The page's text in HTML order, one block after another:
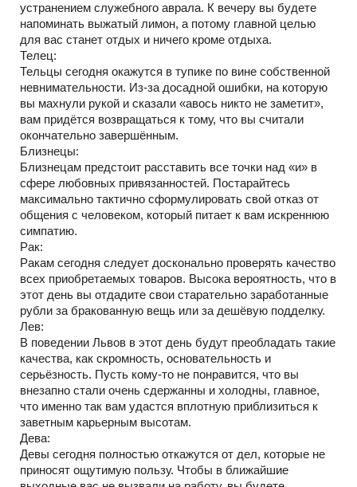
устранением служебного аврала. К вечеру вы будете
напоминать выжатый лимон, а потому главной целью
для вас станет отдых и ничего кроме отдыха.
Телец:
Тельцы сегодня окажутся в тупике по вине собственной
невнимательности. Из-за досадной ошибки, на которую
вы махнули рукой и сказали «авось никто не заметит»,
вам придётся возвращаться к тому, что вы считали
окончательно завершённым.
Близнецы:
Близнецам предстоит расставить все точки над «и» в
сфере любовных привязанностей. Постарайтесь
максимально тактично сформулировать свой отказ от
общения с человеком, который питает к вам искреннюю
симпатию.
Рак:
Ракам сегодня следует досконально проверять качество
всех приобретаемых товаров. Высока вероятность, что в
этот день вы отдадите свои старательно заработанные
рубли за бракованную вещь или за дешёвую подделку.
Лев:
В поведении Львов в этот день будут преобладать такие
качества, как скромность, основательность и
серьёзность. Пусть кому-то не понравится, что вы
внезапно стали очень сдержанны и холодны, главное,
что именно так вам удастся вплотную приблизиться к
заветным карьерным высотам.
Дева:
Девы сегодня полностью откажутся от дел, которые не
приносят ощутимую пользу. Чтобы в ближайшие